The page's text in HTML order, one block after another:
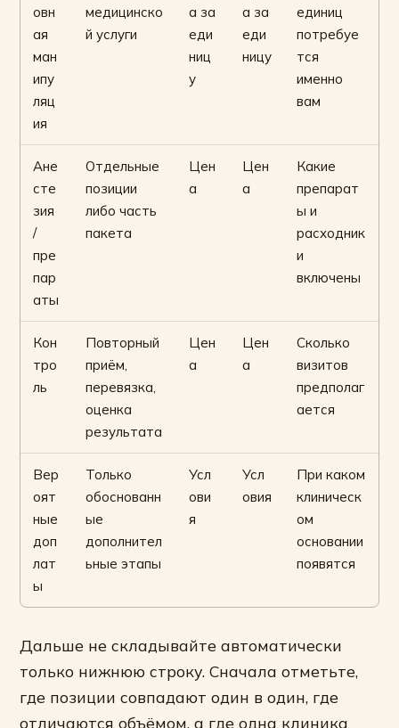
овн
ая
ман
ипу
ляц
ия
медицинско
й услуги
а за
еди
ниц
у
а за
еди
ницу
единиц
потребуе
тся
именно
вам
Ане
сте
зия
/
пре
пар
аты
Отдельные
позиции
либо часть
пакета
Цен
а
Цен
а
Какие
препарат
ы и
расходник
и
включены
Кон
тро
ль
Повторный
приём,
перевязка,
оценка
результата
Цен
а
Цен
а
Сколько
визитов
предполаг
ается
Вер
оят
ные
доп
лат
ы
Только
обоснованн
ые
дополнител
ьные этапы
Усл
ови
я
Усл
овия
При каком
клиническ
ом
основании
появятся
Дальше не складывайте автоматически
только нижнюю строку. Сначала отметьте,
где позиции совпадают один в один, где
отличаются объёмом, а где одна клиника